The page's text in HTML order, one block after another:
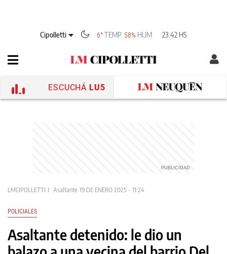
Cipolletti 6° TEMP 58% HUM 23:42 HS
ESCUCHÁ LU5
LMCIPOLLETTI Asaltante 19 DE ENERO 2025 - 11:24
POLICIALES
Asaltante detenido: le dio un